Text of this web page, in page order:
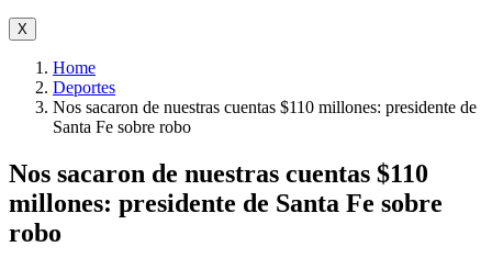
X
Home
Deportes
Nos sacaron de nuestras cuentas $110 millones: presidente de
Santa Fe sobre robo
Nos sacaron de nuestras cuentas $110
millones: presidente de Santa Fe sobre
robo